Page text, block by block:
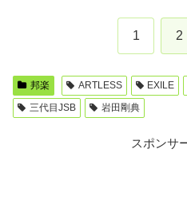
1 2
邦楽 ARTLESS EXILE
三代目JSB
岩田剛典
スポンサ